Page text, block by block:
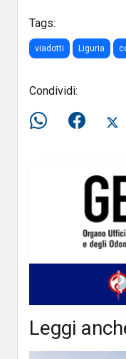
Tags:
viadotti Liguria
Condividi:
Leggi